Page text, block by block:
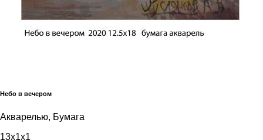
Небо в вечером
Акварелью, Бумага
13x1x1